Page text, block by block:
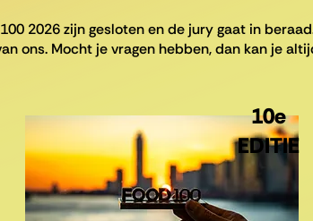
2026 zijn gesloten en de jury gaat in
ons. Mocht je vragen hebben, dan kan je
10e
EDITIE